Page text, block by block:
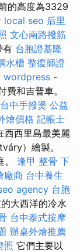
的高度為3329
local seo 后里
文心南路撥筋
有 台胞證基隆
水槽 整復師證
wordpress -
費和吉普車。
台中手撥燙 公益
燴價格 記帳士
西西里島最美麗
）繪製。
逢甲 整骨 下
廠商 台中養生
agency 台胞
大西洋的冷水
台中泰式按摩
辦桌外燴推薦
照 它們主要以